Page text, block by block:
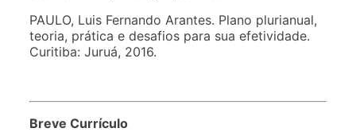
PAULO, Luis Fernando Arantes. Plano plurianual,
teoria, prática e desafios para sua efetividade.
Curitiba: Juruá, 2016.
Breve Currículo